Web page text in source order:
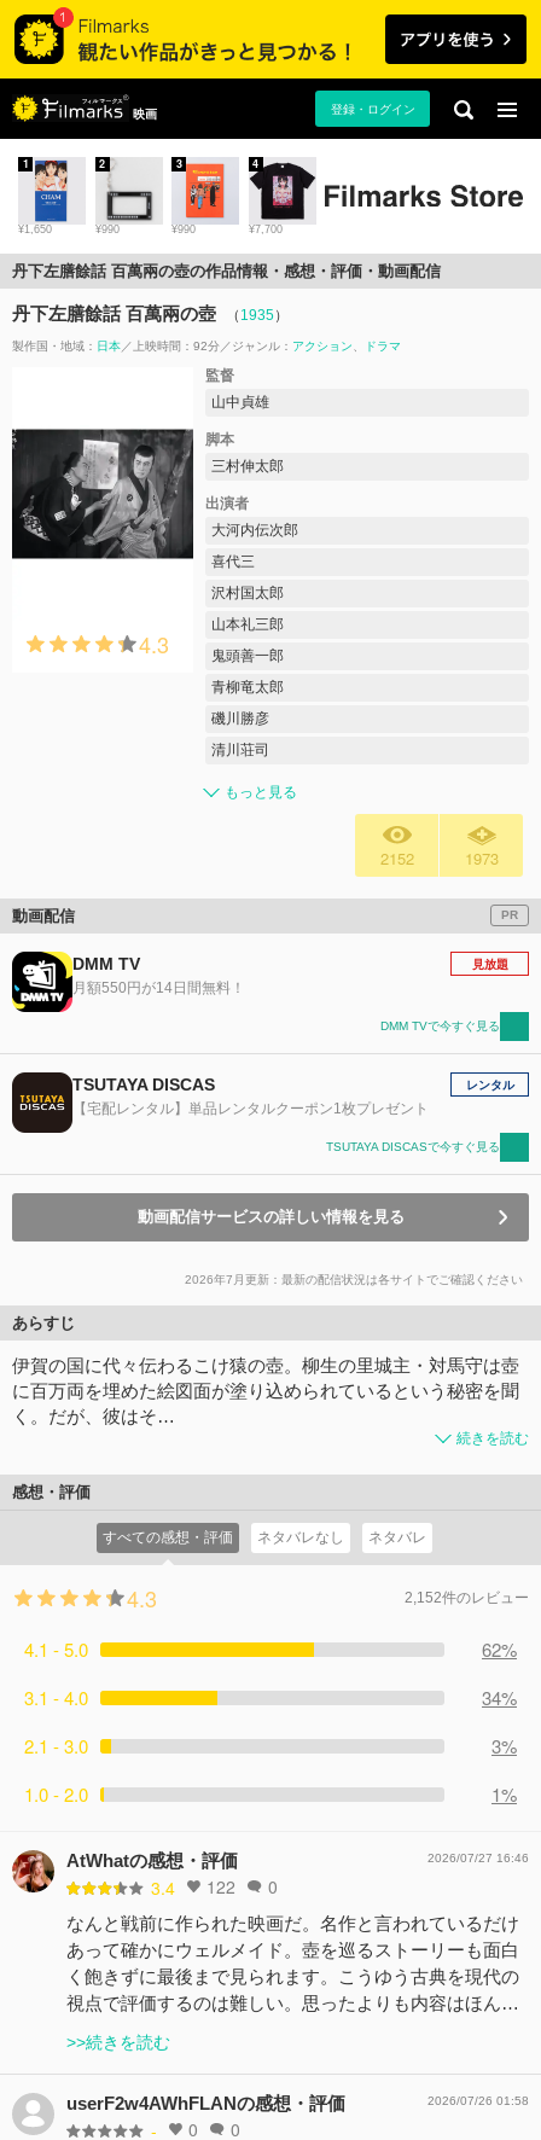
映画 登録・ログイン
¥1,650
1
¥990
2
¥990
3
¥7,700
4
丹下左膳餘話 百萬兩の壺の作品情報・感想・評価・動画配信
丹下左膳餘話 百萬兩の壺 （ 1935）
製作国・地域： 日本 上映時間：92分 ジャンル： アクション ドラマ
4.3
監督
山中貞雄
脚本
三村伸太郎
出演者
大河内伝次郎
喜代三
沢村国太郎
山本礼三郎
鬼頭善一郎
青柳竜太郎
磯川勝彦
清川荘司
もっと見る
2152 1973
動画配信 PR
DMM TV
月額550円が14日間無料！
見放題
DMM TVで今すぐ見る
TSUTAYA DISCAS
【宅配レンタル】単品レンタルクーポン1枚プレゼント
レンタル
TSUTAYA DISCASで今すぐ見る
動画配信サービスの詳しい情報を見る
2026年7月更新：最新の配信状況は各サイトでご確認ください
あらすじ
伊賀の国に代々伝わるこけ猿の壺。柳生の里城主・対馬守は壺
に百万両を埋めた絵図面が塗り込められているという秘密を聞
く。だが、彼はそ…
続きを読む
感想・評価
すべての感想・評価 ネタバレなし ネタバレ
4.3 2,152件のレビュー
4.1 - 5.0
62%
3.1 - 4.0
34%
2.1 - 3.0
3%
1.0 - 2.0
1%
AtWhatの感想・評価
3.4 122 0
2026/07/27 16:46
なんと戦前に作られた映画だ。名作と言われているだけ
あって確かにウェルメイド。壺を巡るストーリーも面白
く飽きずに最後まで見られます。こうゆう古典を現代の
視点で評価するのは難しい。思ったよりも内容はほん…
>>続きを読む
userF2w4AWhFLANの感想・評価
- 0 0
2026/07/26 01:58